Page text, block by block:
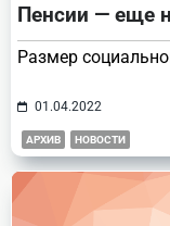
Пенсии — еще
Размер
01.04.2022
АРХИВ НОВОСТИ